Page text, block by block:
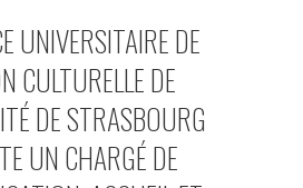
!
UNIVERSITAIRE DE
CULTURELLE DE
DE STRASBOURG
UN CHARGÉ DE